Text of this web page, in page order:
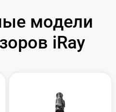
модели
iRay